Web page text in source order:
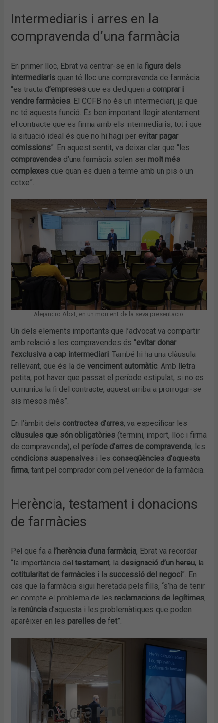
Intermediaris i arres en la
compravenda d’una farmàcia
En primer lloc, Ebrat va centrar-se en lafigura dels
intermediaris quan té lloc una compravenda de farmàcia:
“es tracta d’empreses que es dediquen a comprar i
vendre farmàcies. El COFB no és un intermediari, ja que
no té aquesta funció. És ben important llegir atentament
el contracte que es firma amb els intermediaris, tot i que
la situació ideal és que no hi hagi per evitar pagar
comissions”. En aquest sentit, va deixar clar que “les
compravendes d’una farmàcia solen ser molt més
complexes que quan es duen a terme amb un pis o un
cotxe”.
Alejandro Abat, en un moment de la seva presentació.
Un dels elements importants que l’advocat va compartir
amb relació a les compravendes és “evitar donar
l’exclusiva a cap intermediari. També hi ha una clàusula
rellevant, que és la de venciment automàtic. Amb lletra
petita, pot haver que passat el període estipulat, si no es
comunica la fi del contracte, aquest arriba a prorrogar-se
sis mesos més”.
En l’àmbit dels contractes d’arres, va especificar les
clàusules que són obligatòries (termini, import, lloc i firma
de compravenda), el període d’arres de compravenda, les
condicions suspensives i les conseqüències d’aquesta
firma, tant pel comprador com pel venedor de la farmàcia.
Herència, testament i donacions
de farmàcies
Pel que fa a l’herència d’una farmàcia, Ebrat va recordar
“la importància deltestament, la designació d’un hereu, la
cotitularitat de farmàcies i la successió del negoci”. En
cas que la farmàcia sigui heretada pels fills, “s’ha de tenir
en compte el problema de les reclamacions de legítimes,
la renúncia d’aquesta i les problemàtiques que poden
aparèixer en les parelles de fet”.